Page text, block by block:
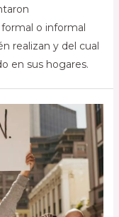
o informal
realizan y del cual
en sus hogares.